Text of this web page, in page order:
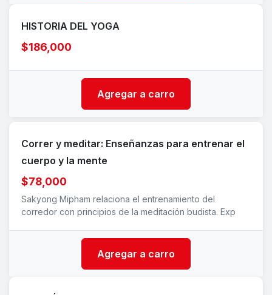
HISTORIA DEL YOGA
$186,000
Agregar a carro
Correr y meditar: Enseñanzas para entrenar el
cuerpo y la mente
$78,000
Sakyong Mipham relaciona el entrenamiento del
corredor con principios de la meditación budista. Exp
Agregar a carro